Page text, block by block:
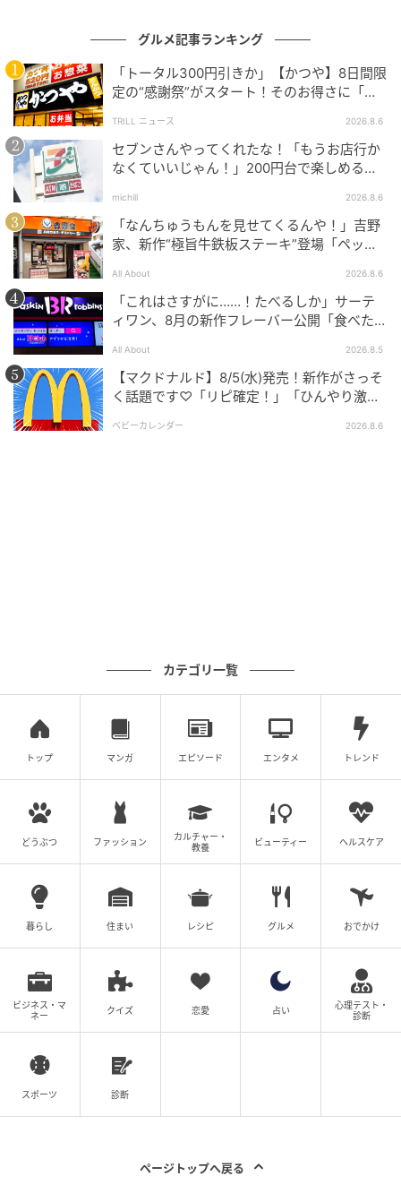
グルメ記事ランキング
「トータル300円引きか」【かつや】8日間限
定の“感謝祭”がスタート！そのお得さに「何
TRILL ニュース 2026.8.6
セブンさんやってくれたな！「もうお店行か
なくていいじゃん！」200円台で楽しめる本
michill 2026.8.6
「なんちゅうもんを見せてくるんや！」吉野
家、新作“極旨牛鉄板ステーキ”登場「ペッパ
All About 2026.8.6
「これはさすがに……！たべるしか」サーテ
ィワン、8月の新作フレーバー公開「食べた方
All About 2026.8.5
【マクドナルド】8/5(水)発売！新作がさっそ
く話題です♡「リピ確定！」「ひんやり激う
ベビーカレンダー 2026.8.6
カテゴリ一覧
トップ マンガ エピソード エンタメ トレンド
どうぶつ ファッション
カルチャー・
教養
ビューティー ヘルスケア
暮らし 住まい レシピ グルメ おでかけ
ビジネス・マ
ネー
クイズ 恋愛 占い
心理テスト・
診断
スポーツ 診断
ページトップへ戻る